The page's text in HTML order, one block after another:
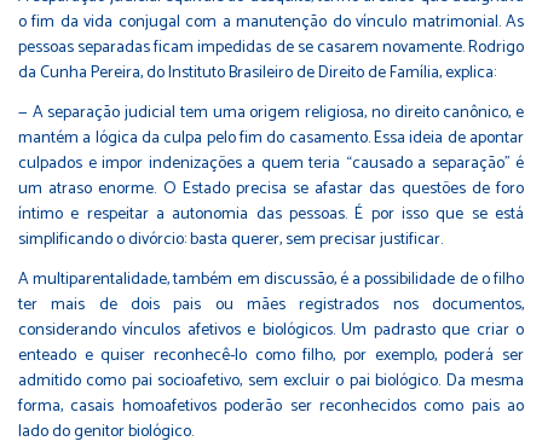
o fim da vida conjugal com a manutenção do vínculo matrimonial. As
pessoas separadas ficam impedidas de se casarem novamente. Rodrigo
da Cunha Pereira, do Instituto Brasileiro de Direito de Família, explica:
— A separação judicial tem uma origem religiosa, no direito canônico, e
mantém a lógica da culpa pelo fim do casamento. Essa ideia de apontar
culpados e impor indenizações a quem teria “causado a separação” é
um atraso enorme. O Estado precisa se afastar das questões de foro
íntimo e respeitar a autonomia das pessoas. É por isso que se está
simplificando o divórcio: basta querer, sem precisar justificar.
A multiparentalidade, também em discussão, é a possibilidade de o filho
ter mais de dois pais ou mães registrados nos documentos,
considerando vínculos afetivos e biológicos. Um padrasto que criar o
enteado e quiser reconhecê-lo como filho, por exemplo, poderá ser
admitido como pai socioafetivo, sem excluir o pai biológico. Da mesma
forma, casais homoafetivos poderão ser reconhecidos como pais ao
lado do genitor biológico.